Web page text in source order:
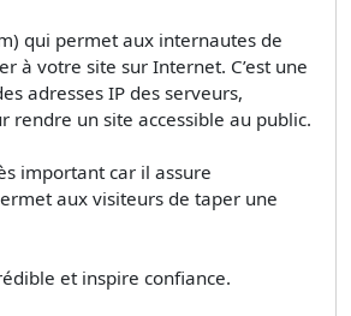
qui permet aux internautes de
à votre site sur Internet. C’est une
adresses IP des serveurs,
rendre un site accessible au public.
important car il assure
aux visiteurs de taper une
et inspire confiance.